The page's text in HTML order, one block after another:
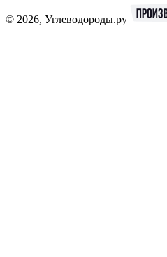
© 2026, Углеводороды.ру